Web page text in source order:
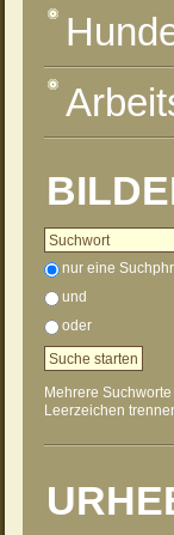
nur eine
und
oder
Mehrere
Leerzeichen